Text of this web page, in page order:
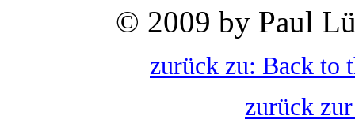
© 2009 by Paul
zurück zu: Back to
zurück